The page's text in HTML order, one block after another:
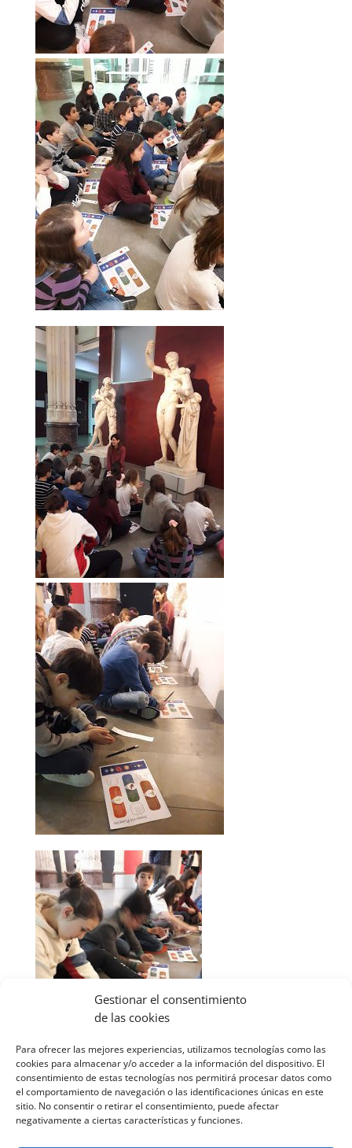
Gestionar el consentimiento
de las cookies
Para ofrecer las mejores experiencias, utilizamos tecnologías como las
cookies para almacenar y/o acceder a la información del dispositivo. El
consentimiento de estas tecnologías nos permitirá procesar datos como
el comportamiento de navegación o las identificaciones únicas en este
sitio. No consentir o retirar el consentimiento, puede afectar
negativamente a ciertas características y funciones.